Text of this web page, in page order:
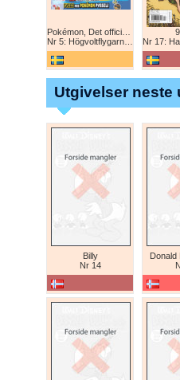
Nr 5: Högvoltflygarna mot Svart Rayquaza!
Nr 17: Harald
Utgivelser neste
Billy
Nr 14
Donald